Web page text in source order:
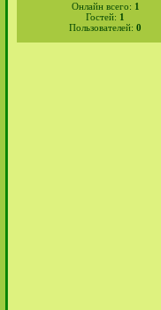
Онлайн всего: 1
Гостей: 1
Пользователей: 0